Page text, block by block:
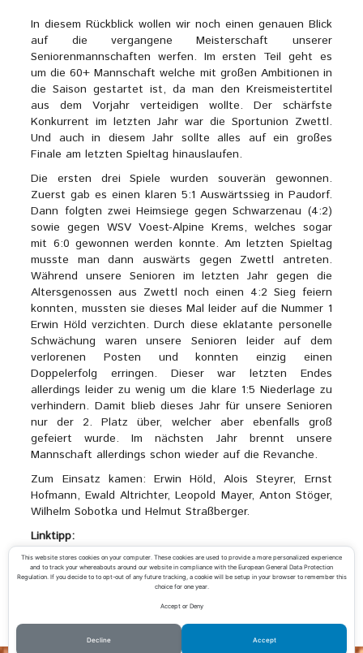
In diesem Rückblick wollen wir noch einen genauen Blick
auf die vergangene Meisterschaft unserer
Seniorenmannschaften werfen. Im ersten Teil geht es
um die 60+ Mannschaft welche mit großen Ambitionen in
die Saison gestartet ist, da man den Kreismeistertitel
aus dem Vorjahr verteidigen wollte. Der schärfste
Konkurrent im letzten Jahr war die Sportunion Zwettl.
Und auch in diesem Jahr sollte alles auf ein großes
Finale am letzten Spieltag hinauslaufen.
Die ersten drei Spiele wurden souverän gewonnen.
Zuerst gab es einen klaren 5:1 Auswärtssieg in Paudorf.
Dann folgten zwei Heimsiege gegen Schwarzenau (4:2)
sowie gegen WSV Voest-Alpine Krems, welches sogar
mit 6:0 gewonnen werden konnte. Am letzten Spieltag
musste man dann auswärts gegen Zwettl antreten.
Während unsere Senioren im letzten Jahr gegen die
Altersgenossen aus Zwettl noch einen 4:2 Sieg feiern
konnten, mussten sie dieses Mal leider auf die Nummer 1
Erwin Höld verzichten. Durch diese eklatante personelle
Schwächung waren unsere Senioren leider auf dem
verlorenen Posten und konnten einzig einen
Doppelerfolg erringen. Dieser war letzten Endes
allerdings leider zu wenig um die klare 1:5 Niederlage zu
verhindern. Damit blieb dieses Jahr für unsere Senioren
nur der 2. Platz über, welcher aber ebenfalls groß
gefeiert wurde. Im nächsten Jahr brennt unsere
Mannschaft allerdings schon wieder auf die Revanche.
Zum Einsatz kamen: Erwin Höld, Alois Steyrer, Ernst
Hofmann, Ewald Altrichter, Leopold Mayer, Anton Stöger,
Wilhelm Sobotka und Helmut Straßberger.
Linktipp:
> Mannschaftsprofil Senioren 60+
Vereinsmeisterschaften 2017
Meisterschaftsrückblick Senioren Teil 2
This website stores cookies on your computer. These cookies are used to provide a more personalized experience
and to track your whereabouts around our website in compliance with the European General Data Protection
Regulation. If you decide to to opt-out of any future tracking, a cookie will be setup in your browser to remember this
choice for one year.
Accept or Deny
Decline Accept